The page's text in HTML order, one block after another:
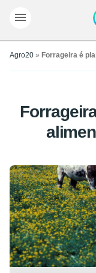
Agro20 » Forrageira é